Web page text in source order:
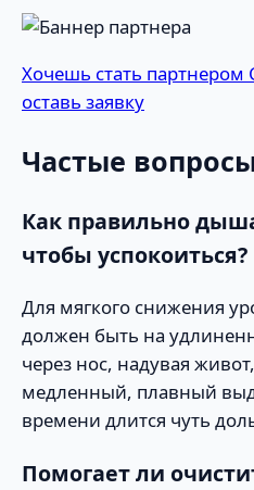
Хочешь стать
оставь заявку
Частые
Как правильно
чтобы успокоиться?
Для мягкого снижения
должен быть на
через нос, надувая
медленный, плавный
времени длится чуть
Помогает ли